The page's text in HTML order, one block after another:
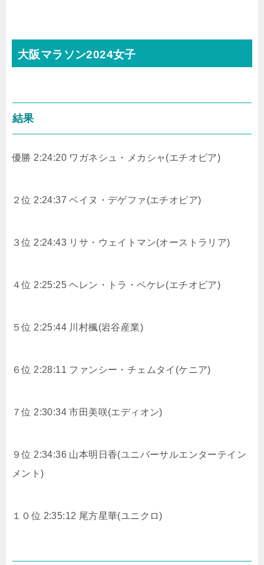
大阪マラソン2024女子
結果
優勝 2:24:20 ワガネシュ・メカシャ(エチオピア)
２位 2:24:37 ベイヌ・デゲファ(エチオピア)
３位 2:24:43 リサ・ウェイトマン(オーストラリア)
４位 2:25:25 ヘレン・トラ・ベケレ(エチオピア)
５位 2:25:44 川村楓(岩谷産業)
６位 2:28:11 ファンシー・チェムタイ(ケニア)
７位 2:30:34 市田美咲(エディオン)
９位 2:34:36 山本明日香(ユニバーサルエンターテイン
メント)
１０位 2:35:12 尾方星華(ユニクロ)